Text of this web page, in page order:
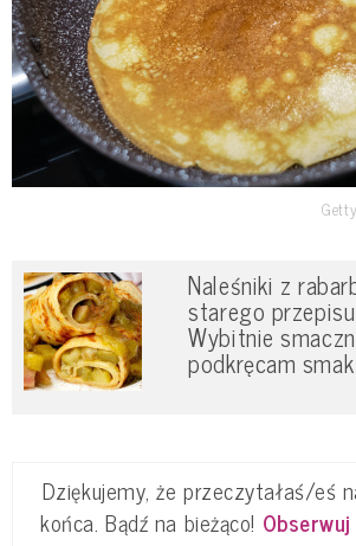
Naleśniki z
starego
Wybitnie
podkręcam
Dziękujemy, że przeczytałaś/eś
końca. Bądź na bieżąco!